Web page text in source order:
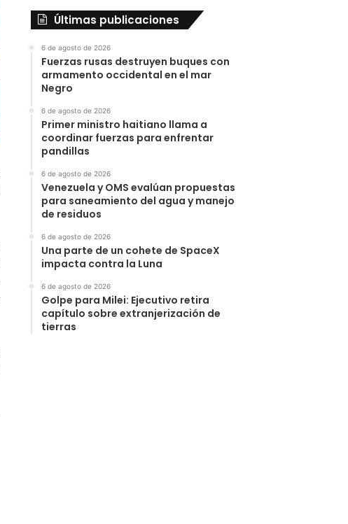
Últimas publicaciones
6 de agosto de 2026
Fuerzas rusas destruyen buques con
armamento occidental en el mar
Negro
6 de agosto de 2026
Primer ministro haitiano llama a
coordinar fuerzas para enfrentar
pandillas
6 de agosto de 2026
Venezuela y OMS evalúan propuestas
para saneamiento del agua y manejo
de residuos
6 de agosto de 2026
Una parte de un cohete de SpaceX
impacta contra la Luna
6 de agosto de 2026
Golpe para Milei: Ejecutivo retira
capítulo sobre extranjerización de
tierras